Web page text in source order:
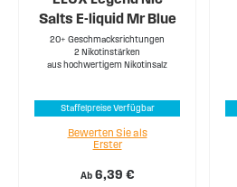
Salts E-liquid Mr Blue
20+ Geschmacksrichtungen
2 Nikotinstärken
aus hochwertigem Nikotinsalz
Staffelpreise Verfügbar
Ab 6,39 €
Bewerten Sie als
Erster